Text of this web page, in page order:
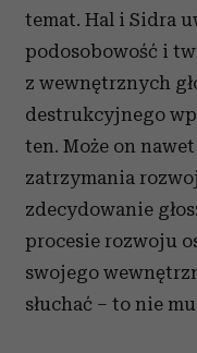
temat. Hal i Sidra
podosobowość i
z wewnętrznych
destrukcyjnego
ten. Może on
zatrzymania
zdecydowanie
procesie rozwoju
swojego
słuchać – to nie